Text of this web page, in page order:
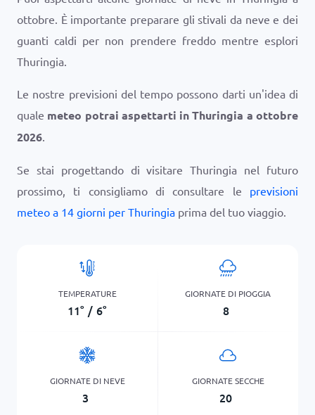
ottobre. È importante preparare gli stivali da neve e dei
guanti caldi per non prendere freddo mentre esplori
Thuringia.
Le nostre previsioni del tempo possono darti un'idea di
quale meteo potrai aspettarti in Thuringia a ottobre
2026.
Se stai progettando di visitare Thuringia nel futuro
prossimo, ti consigliamo di consultare le previsioni
meteo a 14 giorni per Thuringia prima del tuo viaggio.
TEMPERATURE
11° / 6°
GIORNATE DI PIOGGIA
8
GIORNATE DI NEVE
3
GIORNATE SECCHE
20